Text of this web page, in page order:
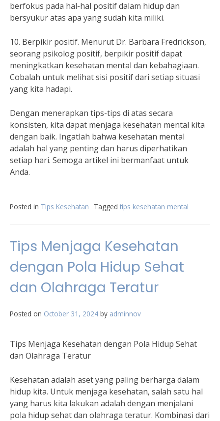
berfokus pada hal-hal positif dalam hidup dan
bersyukur atas apa yang sudah kita miliki.
10. Berpikir positif. Menurut Dr. Barbara Fredrickson,
seorang psikolog positif, berpikir positif dapat
meningkatkan kesehatan mental dan kebahagiaan.
Cobalah untuk melihat sisi positif dari setiap situasi
yang kita hadapi.
Dengan menerapkan tips-tips di atas secara
konsisten, kita dapat menjaga kesehatan mental kita
dengan baik. Ingatlah bahwa kesehatan mental
adalah hal yang penting dan harus diperhatikan
setiap hari. Semoga artikel ini bermanfaat untuk
Anda.
Posted in Tips Kesehatan Tagged tips kesehatan mental
Tips Menjaga Kesehatan
dengan Pola Hidup Sehat
dan Olahraga Teratur
Posted on October 31, 2024 by adminnov
Tips Menjaga Kesehatan dengan Pola Hidup Sehat
dan Olahraga Teratur
Kesehatan adalah aset yang paling berharga dalam
hidup kita. Untuk menjaga kesehatan, salah satu hal
yang harus kita lakukan adalah dengan menjalani
pola hidup sehat dan olahraga teratur. Kombinasi dari